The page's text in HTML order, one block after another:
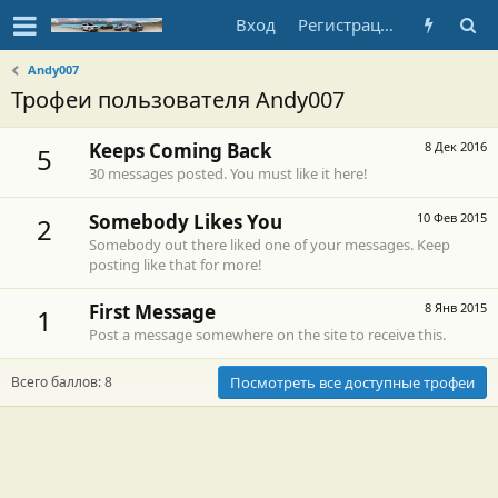
Вход Регистрация
Andy007
Трофеи пользователя Andy007
5 8 Дек 2016
Keeps Coming Back
30 messages posted. You must like it here!
2 10 Фев 2015
Somebody Likes You
Somebody out there liked one of your messages. Keep
posting like that for more!
1 8 Янв 2015
First Message
Post a message somewhere on the site to receive this.
Всего баллов: 8 Посмотреть все доступные трофеи